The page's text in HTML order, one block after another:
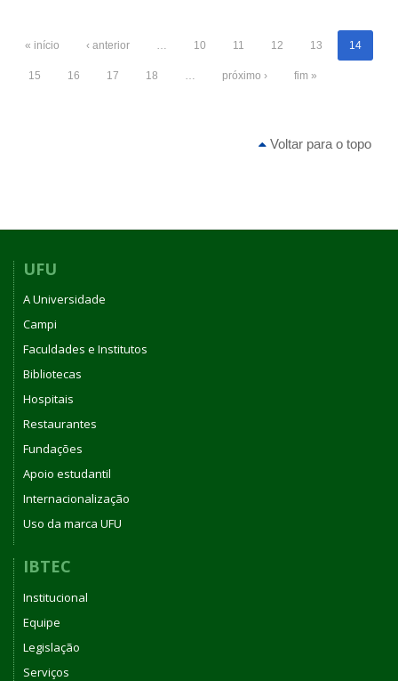
« início ‹ anterior … 10 11 12 13 14
15 16 17 18 … próximo › fim »
Voltar para o topo
UFU
A Universidade
Campi
Faculdades e Institutos
Bibliotecas
Hospitais
Restaurantes
Fundações
Apoio estudantil
Internacionalização
Uso da marca UFU
IBTEC
Institucional
Equipe
Legislação
Serviços